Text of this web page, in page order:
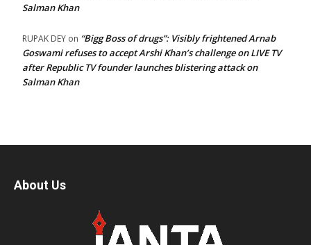
Salman Khan
RUPAK DEY on “Bigg Boss of drugs”: Visibly frightened Arnab
Goswami refuses to accept Arshi Khan’s challenge on LIVE TV
after Republic TV founder launches blistering attack on
Salman Khan
About Us